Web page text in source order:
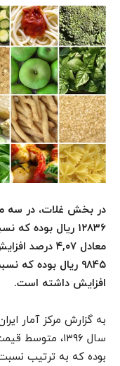
۱۲۸۳۶ ریال بوده
معادل ۴,۰۷
۹۸۴۵ ریال بوده که نسبت به فصل مشابه سال قبل
افزایش داشته است.
به گزارش مرکز آمار